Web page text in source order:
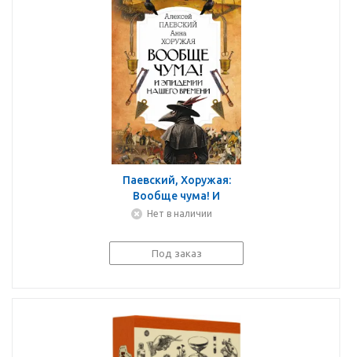
Паевский, Хоружая:
Вообще чума! И
эпидемии нашего
Нет в наличии
Под заказ